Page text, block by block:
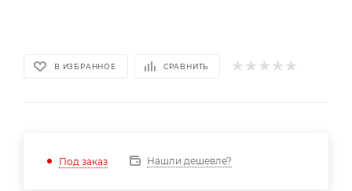
В ИЗБРАННОЕ СРАВНИТЬ
Под заказ Нашли дешевле?